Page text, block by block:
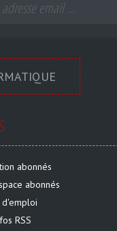
abonnés
abonnés
RSS